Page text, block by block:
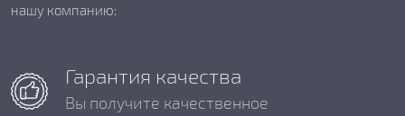
нашу компанию:
Гарантия качества
Вы получите качественное